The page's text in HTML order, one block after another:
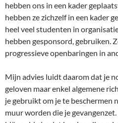
hebben ons in een kader
hebben ze zichzelf in een kader
heel veel studenten in
hebben gesponsord, gebruiken.
progressieve openbaringen in
Mijn advies luidt daarom dat je
geloven maar enkel algemene
je gebruikt om je te beschermen
muur worden die je